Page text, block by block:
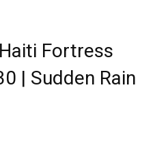
Fortress
| Sudden Rain